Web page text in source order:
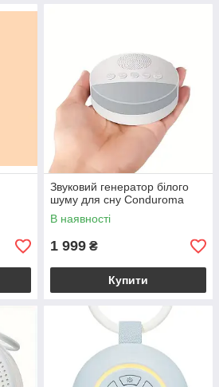
Звуковий генератор білого
шуму для сну Conduroma
В наявності
1 999 ₴
Купити